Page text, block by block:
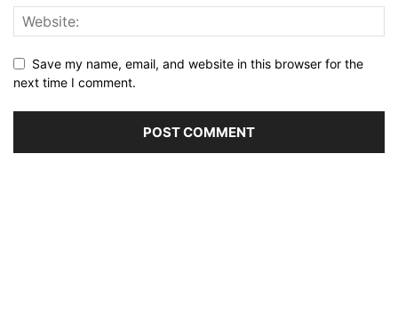
Save my name, email, and website in this browser for the
next time I comment.